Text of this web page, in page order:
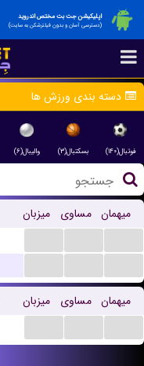
اپلیکیشن جت بت مختص اندروید
(دسترسی آسان و بدون فیلترشکن به سایت)
دسته بندی ورزش ها
فوتبال(۱۴۰) بسکتبال(۳) والیبال(۶)
میزبان مساوی میهمان
میزبان مساوی میهمان